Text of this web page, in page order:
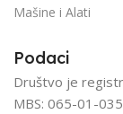
Mašine i Alati
Podaci
Društvo je
MBS: 065-01-